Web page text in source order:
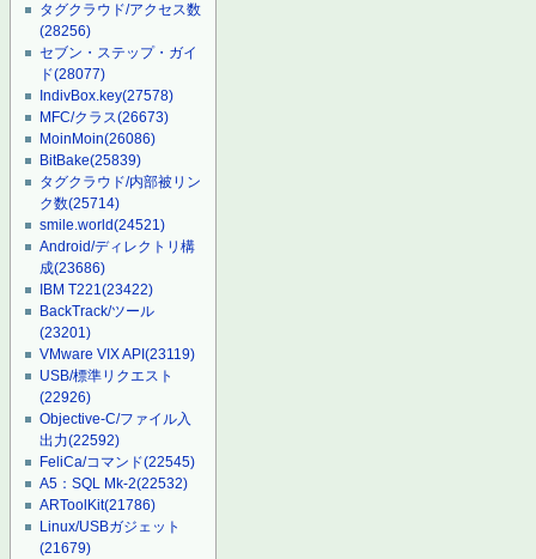
タグクラウド/アクセス数
(28256)
セブン・ステップ・ガイ
ド(28077)
IndivBox.key(27578)
MFC/クラス(26673)
MoinMoin(26086)
BitBake(25839)
タグクラウド/内部被リン
ク数(25714)
smile.world(24521)
Android/ディレクトリ構
成(23686)
IBM T221(23422)
BackTrack/ツール
(23201)
VMware VIX API(23119)
USB/標準リクエスト
(22926)
Objective-C/ファイル入
出力(22592)
FeliCa/コマンド(22545)
A5：SQL Mk-2(22532)
ARToolKit(21786)
Linux/USBガジェット
(21679)